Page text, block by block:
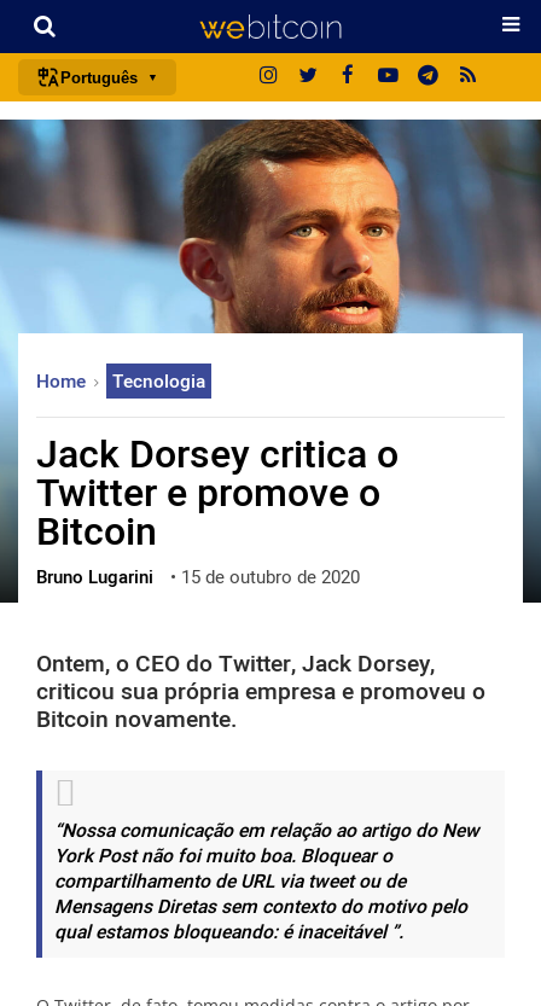
Português
français
中文
한국어
العربية
ไทย
ქართული
Home Tecnologia
Jack Dorsey critica o
Twitter e promove o
Bitcoin
Bruno Lugarini • 15 de outubro de 2020
Ontem, o CEO do Twitter, Jack Dorsey,
criticou sua própria empresa e promoveu o
Bitcoin novamente.
“Nossa comunicação em relação ao artigo do New
York Post não foi muito boa. Bloquear o
compartilhamento de URL via tweet ou de
Mensagens Diretas sem contexto do motivo pelo
qual estamos bloqueando: é inaceitável ”.